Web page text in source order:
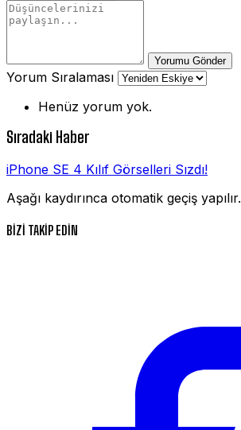
Yorumu Gönder
Yorum Sıralaması
Henüz yorum yok.
Sıradaki Haber
iPhone SE 4 Kılıf Görselleri Sızdı!
Aşağı kaydırınca otomatik geçiş yapılır.
BİZİ TAKİP EDİN